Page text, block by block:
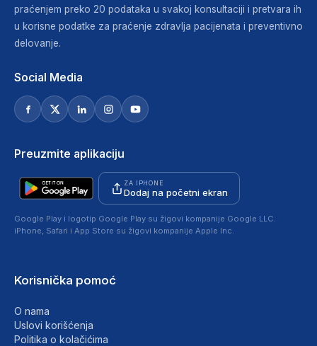
praćenjem preko 20 podataka u svakoj konsultaciji i pretvara ih
u korisne podatke za praćenje zdravlja pacijenata i preventivno
delovanje.
Social Media
Preuzmite aplikaciju
ZA IPHONE
Dodaj na početni ekran
Google Play i logotip Google Play su žigovi kompanije Google LLC.
iPhone, Safari i App Store su žigovi kompanije Apple Inc.
Korisnička pomoć
O nama
Uslovi korišćenja
Politika o kolačićima